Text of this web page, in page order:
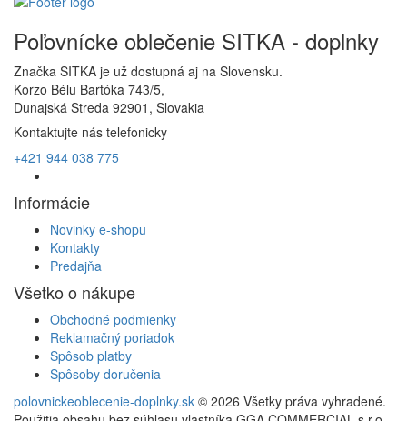
Poľovnícke oblečenie SITKA - doplnky
Značka SITKA je už dostupná aj na Slovensku.
Korzo Bélu Bartóka 743/5,
Dunajská Streda 92901, Slovakia
Kontaktujte nás telefonicky
+421 944 038 775
Informácie
Novinky e-shopu
Kontakty
Predajňa
Všetko o nákupe
Obchodné podmienky
Reklamačný poriadok
Spôsob platby
Spôsoby doručenia
polovnickeoblecenie-doplnky.sk © 2026 Všetky práva vyhradené.